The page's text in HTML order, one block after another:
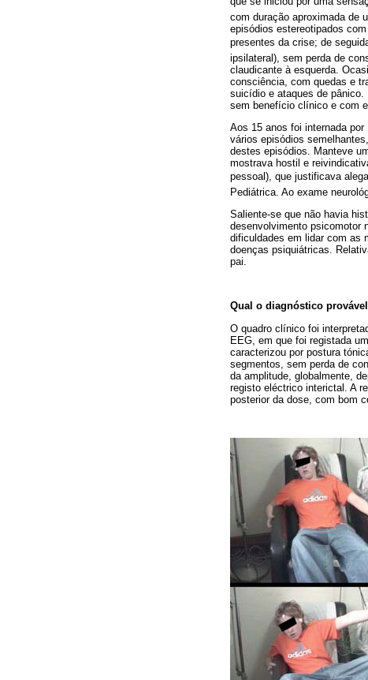
com duração aproximada de
episódios estereotipados
presentes da crise; de
ipsilateral), sem perda de
claudicante à esquerda.
consciência, com quedas e
suicídio e ataques de pânico.
sem benefício clínico e com
Aos 15 anos foi internada
vários episódios
destes episódios. Manteve
mostrava hostil e
pessoal), que justificava
Pediátrica. Ao exame
Saliente-se que não havia
desenvolvimento psicomotor
dificuldades em lidar com as
doenças psiquiátricas.
pai.
Qual o diagnóstico
O quadro clínico foi
EEG, em que foi registada
caracterizou por postura
segmentos, sem perda de
da amplitude, globalmente,
registo eléctrico interictal. A
posterior da dose, com bom